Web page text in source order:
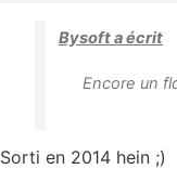
Bysoft a écrit
Encore un
Sorti en 2014 hein ;)